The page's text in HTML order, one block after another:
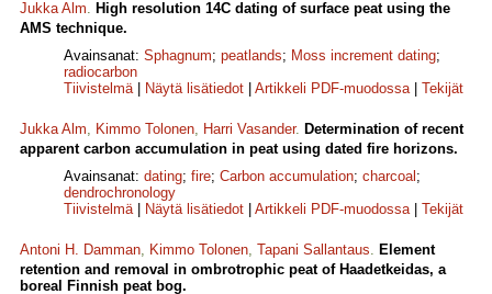
Jukka Alm. High resolution 14C dating of surface peat using the
AMS technique.
Avainsanat: Sphagnum; peatlands; Moss increment dating;
radiocarbon
Tiivistelmä| Näytä lisätiedot Artikkeli PDF-muodossa| Tekijät
Jukka Alm, Kimmo Tolonen, Harri Vasander. Determination of recent
apparent carbon accumulation in peat using dated fire horizons.
Avainsanat: dating; fire; Carbon accumulation; charcoal ;
dendrochronology
Tiivistelmä| Näytä lisätiedot Artikkeli PDF-muodossa| Tekijät
Antoni H. Damman, Kimmo Tolonen, Tapani Sallantaus. Element
retention and removal in ombrotrophic peat of Haadetkeidas, a
boreal Finnish peat bog.